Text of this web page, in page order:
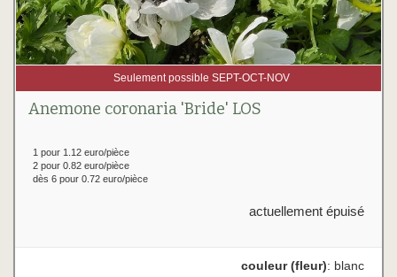
Seulement possible SEPT-OCT-NOV
Anemone coronaria 'Bride' LOS
1 pour 1.12 euro/pièce
2 pour 0.82 euro/pièce
dès 6 pour 0.72 euro/pièce
actuellement épuisé
couleur (fleur): blanc